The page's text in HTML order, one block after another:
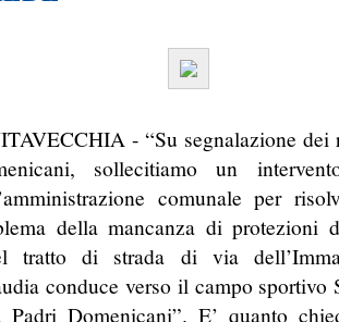
- “Su segnalazione dei
sollecitiamo un
comunale per
della mancanza di protezioni
tratto di strada di via
conduce verso il campo
Domenicani”. E’ quanto